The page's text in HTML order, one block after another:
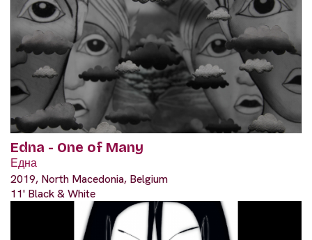
Edna - One of Many
Една
2019, North Macedonia, Belgium
11' Black & White